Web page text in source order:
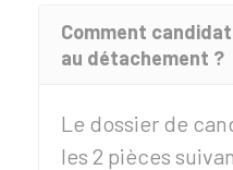
Comment
au détachement ?
Le dossier de
les 2 pièces